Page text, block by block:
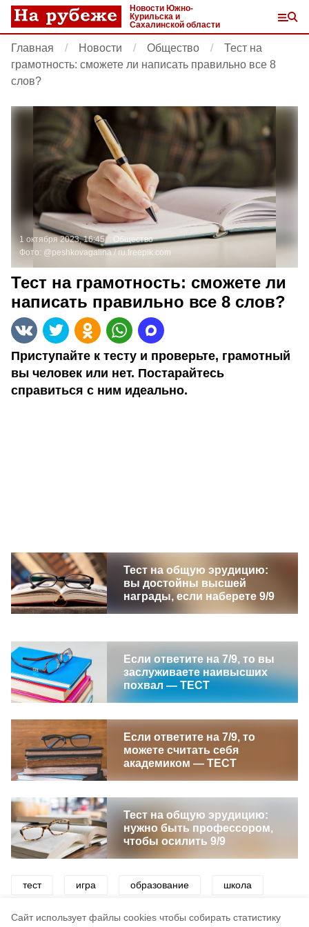
Cайт использует файлы cookies чтобы собирать статистику
Новости Южно-
Курильска и
Сахалинской области
Главная Новости Общество
Тест на
грамотность: сможете ли написать правильно все 8
слов?
1 октября 2023, 16:45
Общество
Фото: @peshkovagalina / ru.freepik.com
Тест на грамотность: сможете ли
написать правильно все 8 слов?
Приступайте к тесту и проверьте, грамотный
вы человек или нет. Постарайтесь
справиться с ним идеально.
Тест на общую эрудицию:
вы достойны высшей
награды, если наберете 9/9
Если ответите на 7/9, то вы
заслуживаете наивысших
похвал — ТЕСТ
Если ответите на 7/9, то
можете считать себя
академиком — ТЕСТ
Тест на общую эрудицию:
нужно быть профессором,
чтобы осилить 9/9
тест игра образование школа
русский язык викторины